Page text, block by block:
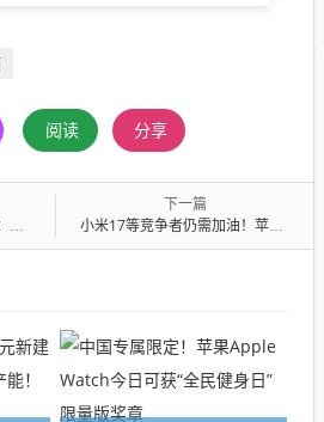
阅读 分享
下一篇
小米17等竞争者仍需加油！苹果将增加iPhone 17 Pro系列产量 卖太好